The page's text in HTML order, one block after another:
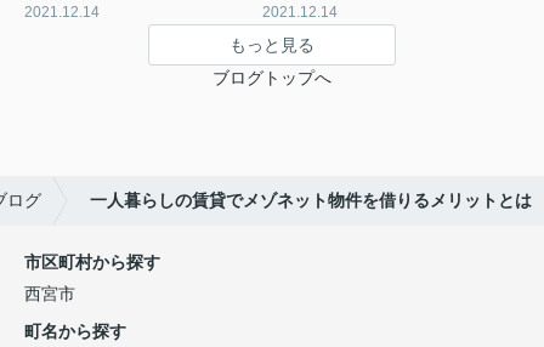
2021.12.14 2021.12.14
もっと見る
ブログトップへ
ログ 一人暮らしの賃貸でメゾネット物件を借りるメリットとは
市区町村から探す
西宮市
町名から探す